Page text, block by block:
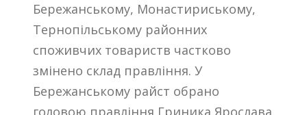
Бережанському, Монастириському,
Тернопільському районних
споживчих товариств частково
змінено склад правління. У
Бережанському райст обрано
головою правління Гриника Ярослава